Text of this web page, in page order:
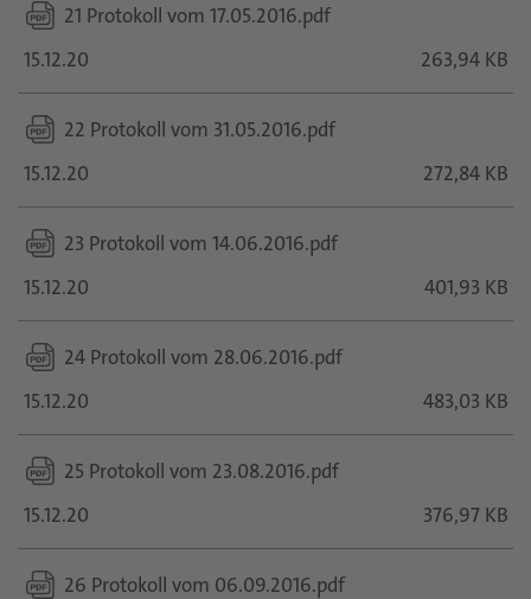
21 Protokoll vom 17.05.2016.pdf
15.12.20
263,94 KB
22 Protokoll vom 31.05.2016.pdf
15.12.20
272,84 KB
23 Protokoll vom 14.06.2016.pdf
15.12.20
401,93 KB
24 Protokoll vom 28.06.2016.pdf
15.12.20
483,03 KB
25 Protokoll vom 23.08.2016.pdf
15.12.20
376,97 KB
26 Protokoll vom 06.09.2016.pdf